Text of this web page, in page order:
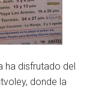
ha disfrutado del
donde la